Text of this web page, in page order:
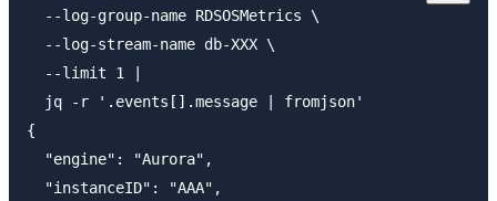
  --log-group-name RDSOSMetrics \
  --log-stream-name db-XXX \
  --limit 1 |
  jq -r '.events[].message | fromjson'
{
  "engine": "Aurora",
  "instanceID": "AAA",